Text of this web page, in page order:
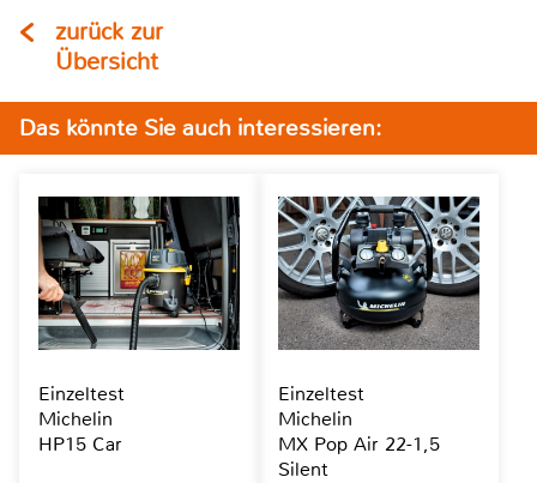
zurück zur
Übersicht
Das könnte Sie auch interessieren:
Einzeltest
Michelin
HP15 Car
Einzeltest
Michelin
MX Pop Air 22-1,5
Silent